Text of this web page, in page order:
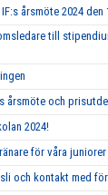
årsmöte 2024 den
till
årsmöte och
2024!
för våra juniorer
och kontakt med